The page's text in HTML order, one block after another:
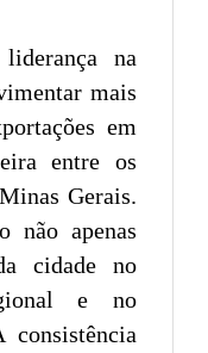
na
mais
em
entre os
Gerais.
não apenas
cidade no
e no
consistência